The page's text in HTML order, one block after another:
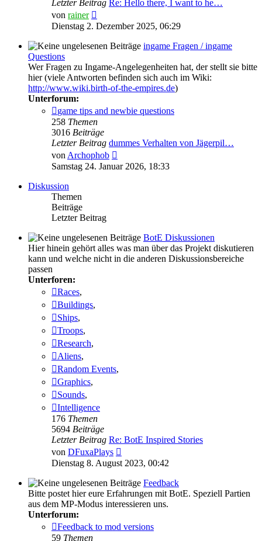
Letzter Beitrag Re: Hello there, I want to he…
von rainer
Beitrag
Dienstag 2. Dezember 2025, 06:29
ingame Fragen / ingame
Questions
Wer Fragen zu Ingame-Angelegenheiten hat, der stellt sie bitte
hier (viele Antworten befinden sich auch im Wiki:
http://www.wiki.birth-of-the-empires.de)
Unterforum:
game tips and newbie questions
258 Themen
3016 Beiträge
Letzter Beitrag dummes Verhalten von Jägerpil…
von Archophob
Beitrag
Samstag 24. Januar 2026, 18:33
Diskussion
Themen
Beiträge
Letzter Beitrag
BotE Diskussionen
Hier hinein gehört alles was man über das Projekt diskutieren
kann und welche nicht in die anderen Diskussionsbereiche
passen
Unterforen:
Races,
Buildings,
Ships,
Troops,
Research,
Aliens,
Random Events,
Graphics,
Sounds,
Intelligence
176 Themen
5694 Beiträge
Letzter Beitrag Re: BotE Inspired Stories
von DFuxaPlays
Beitrag
Dienstag 8. August 2023, 00:42
Feedback
Bitte postet hier eure Erfahrungen mit BotE. Speziell Partien
aus dem MP-Modus interessieren uns.
Unterforum:
Feedback to mod versions
59 Themen